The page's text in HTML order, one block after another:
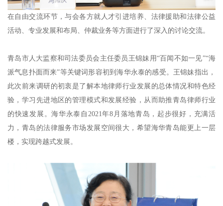
在自由交流环节，与会各方就人才引进培养、法律援助和法律公益
活动、专业发展和布局、仲裁业务等方面进行了深入的讨论交流。
青岛市人大监察和司法委员会主任委员王锦妹用“百闻不如一见”“海
派气息扑面而来”等关键词形容初到海华永泰的感受。王锦妹指出，
此次前来调研的初衷是了解本地律师行业发展的总体情况和特色经
验，学习先进地区的管理模式和发展经验，从而助推青岛律师行业
的快速发展。海华永泰自2021年8月落地青岛，起步很好，充满活
力，青岛的法律服务市场发展空间很大，希望海华青岛能更上一层
楼，实现跨越式发展。